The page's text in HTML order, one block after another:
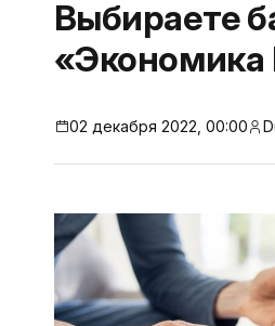
Выбираете
02 декабря 2022, 00:00